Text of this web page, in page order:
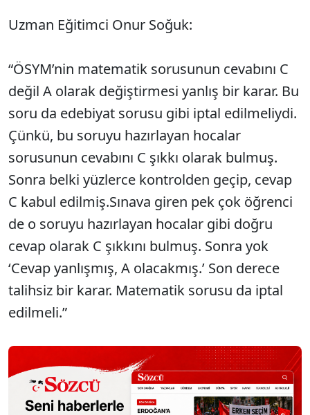
Uzman Eğitimci Onur Soğuk:
“ÖSYM’nin matematik sorusunun cevabını C
değil A olarak değiştirmesi yanlış bir karar. Bu
soru da edebiyat sorusu gibi iptal edilmeliydi.
Çünkü, bu soruyu hazırlayan hocalar
sorusunun cevabını C şıkkı olarak bulmuş.
Sonra belki yüzlerce kontrolden geçip, cevap
C kabul edilmiş.Sınava giren pek çok öğrenci
de o soruyu hazırlayan hocalar gibi doğru
cevap olarak C şıkkını bulmuş. Sonra yok
‘Cevap yanlışmış, A olacakmış.’ Son derece
talihsiz bir karar. Matematik sorusu da iptal
edilmeli.”